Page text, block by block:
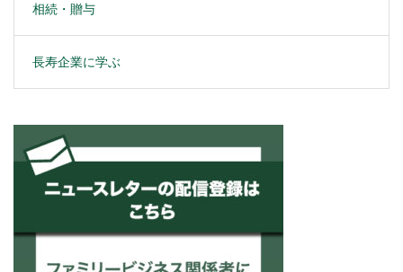
相続・贈与
長寿企業に学ぶ